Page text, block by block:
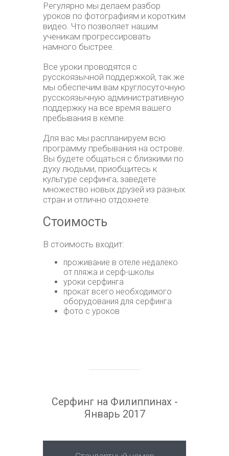
Регулярно мы делаем разбор
уроков по фотографиям и коротким
видео. Что позволяет нашим
ученикам прогрессировать
намного быстрее.
Все уроки проводятся с
русскоязычной поддержкой, так же
мы обеспечим вам круглосуточную
русскоязычную административную
поддержку на все время вашего
пребывания в кемпе.
Для вас мы распланируем всю
программу пребывания на острове.
Вы будете общаться с близкими по
духу людьми, приобщитесь к
культуре серфинга, заведете
множество новых друзей из разных
стран и отлично отдохнете.
Стоимость
В стоимость входит:
проживание в отеле недалеко
от пляжа и серф-школы
уроки серфинга
прокат всего необходимого
оборудования для серфинга
фото с уроков
Серфинг на Филиппинах -
Январь 2017